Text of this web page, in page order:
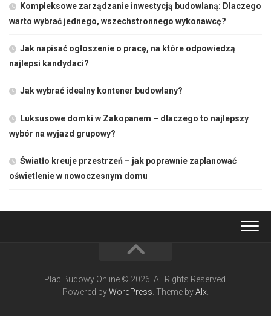
Kompleksowe zarządzanie inwestycją budowlaną: Dlaczego
warto wybrać jednego, wszechstronnego wykonawcę?
Jak napisać ogłoszenie o pracę, na które odpowiedzą
najlepsi kandydaci?
Jak wybrać idealny kontener budowlany?
Luksusowe domki w Zakopanem – dlaczego to najlepszy
wybór na wyjazd grupowy?
Światło kreuje przestrzeń – jak poprawnie zaplanować
oświetlenie w nowoczesnym domu
Plac Budowy Online © 2026. All Rights Reserved.
Powered byWordPress . Theme byAlx